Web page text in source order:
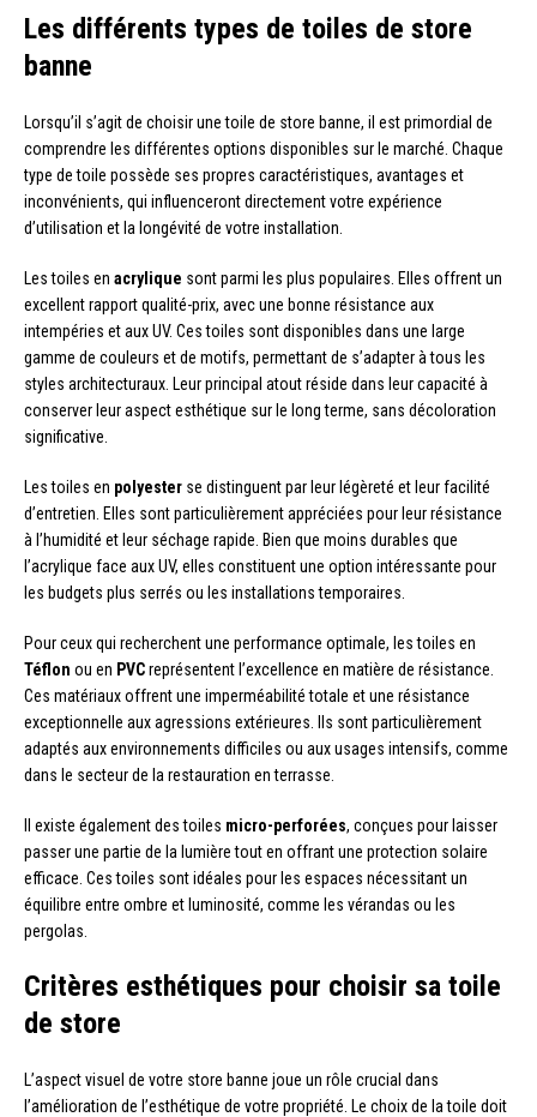
Les différents types de toiles de store
banne
Lorsqu’il s’agit de choisir une toile de store banne, il est primordial de
comprendre les différentes options disponibles sur le marché. Chaque
type de toile possède ses propres caractéristiques, avantages et
inconvénients, qui influenceront directement votre expérience
d’utilisation et la longévité de votre installation.
Les toiles en acrylique sont parmi les plus populaires. Elles offrent un
excellent rapport qualité-prix, avec une bonne résistance aux
intempéries et aux UV. Ces toiles sont disponibles dans une large
gamme de couleurs et de motifs, permettant de s’adapter à tous les
styles architecturaux. Leur principal atout réside dans leur capacité à
conserver leur aspect esthétique sur le long terme, sans décoloration
significative.
Les toiles en polyester se distinguent par leur légèreté et leur facilité
d’entretien. Elles sont particulièrement appréciées pour leur résistance
à l’humidité et leur séchage rapide. Bien que moins durables que
l’acrylique face aux UV, elles constituent une option intéressante pour
les budgets plus serrés ou les installations temporaires.
Pour ceux qui recherchent une performance optimale, les toiles en
Téflon ou en PVCreprésentent l’excellence en matière de résistance.
Ces matériaux offrent une imperméabilité totale et une résistance
exceptionnelle aux agressions extérieures. Ils sont particulièrement
adaptés aux environnements difficiles ou aux usages intensifs, comme
dans le secteur de la restauration en terrasse.
Il existe également des toiles micro-perforées, conçues pour laisser
passer une partie de la lumière tout en offrant une protection solaire
efficace. Ces toiles sont idéales pour les espaces nécessitant un
équilibre entre ombre et luminosité, comme les vérandas ou les
pergolas.
Critères esthétiques pour choisir sa toile
de store
L’aspect visuel de votre store banne joue un rôle crucial dans
l’amélioration de l’esthétique de votre propriété. Le choix de la toile doit